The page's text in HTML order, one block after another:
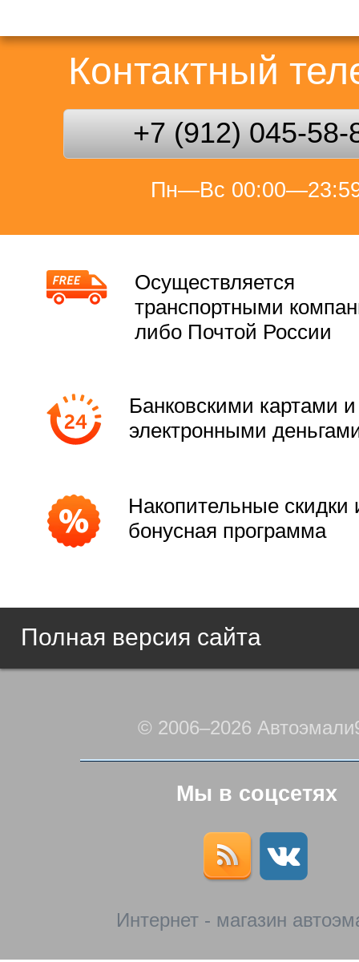
Контактный
+7 (912) 045-58-
Пн—Вс
Осуществляется
транспортными
либо Почтой России
Банковскими картами и
электронными
Накопительные скидки
бонусная программа
Полная версия сайта
© 2006–2026
Мы в соцсетях
Интернет - магазин